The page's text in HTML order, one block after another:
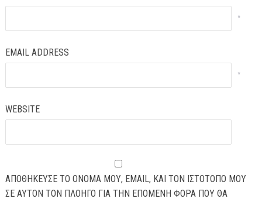
*
EMAIL ADDRESS
*
WEBSITE
ΑΠΟΘΉΚΕΥΣΕ ΤΟ ΌΝΟΜΆ ΜΟΥ, EMAIL, ΚΑΙ ΤΟΝ ΙΣΤΌΤΟΠΟ ΜΟΥ
ΣΕ ΑΥΤΌΝ ΤΟΝ ΠΛΟΗΓΌ ΓΙΑ ΤΗΝ ΕΠΌΜΕΝΗ ΦΟΡΆ ΠΟΥ ΘΑ